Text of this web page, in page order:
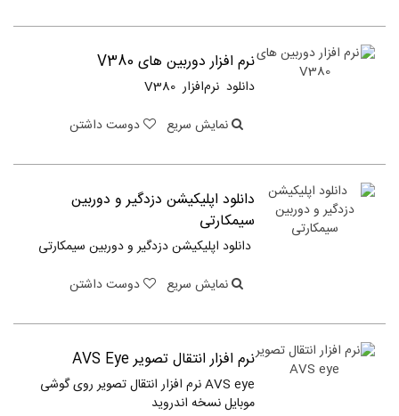
نرم افزار دوربین های V380
دانلود نرم‌افزار V380
نمایش سریع
دوست داشتن
دانلود اپلیکیشن دزدگیر و دوربین
سیمکارتی
دانلود اپلیکیشن دزدگیر و دوربین سیمکارتی
نمایش سریع
دوست داشتن
نرم افزار انتقال تصویر AVS Eye
AVS eye نرم افزار انتقال تصویر روی گوشی
موبایل نسخه اندروید